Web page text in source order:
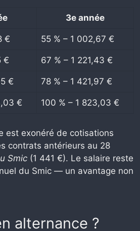
3e année
€ 55 % – 1 002,67 €
€ 67 % – 1 221,43 €
€ 78 % – 1 421,97 €
€ 100 % – 1 823,03 €
est exonéré de cotisations
contrats antérieurs au 28
Smic (1 441 €). Le salaire reste
du Smic — un avantage non
alternance ?